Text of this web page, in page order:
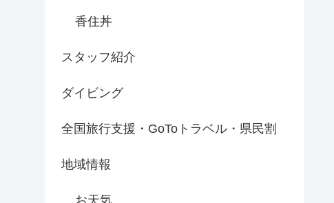
香住丼
スタッフ紹介
ダイビング
全国旅行支援・GoToトラベル・県民割
地域情報
お天気